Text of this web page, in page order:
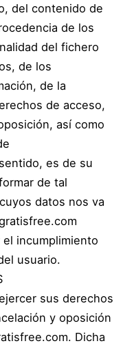
del contenido de
de los
del fichero
de los
de la
de acceso,
así como
es de su
de tal
datos nos va
incumplimiento
usuario.
sus derechos
y oposición
Dicha